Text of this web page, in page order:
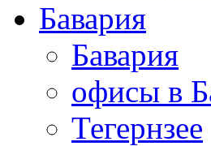
Бавария
Бавария
офисы в
Тегернзее